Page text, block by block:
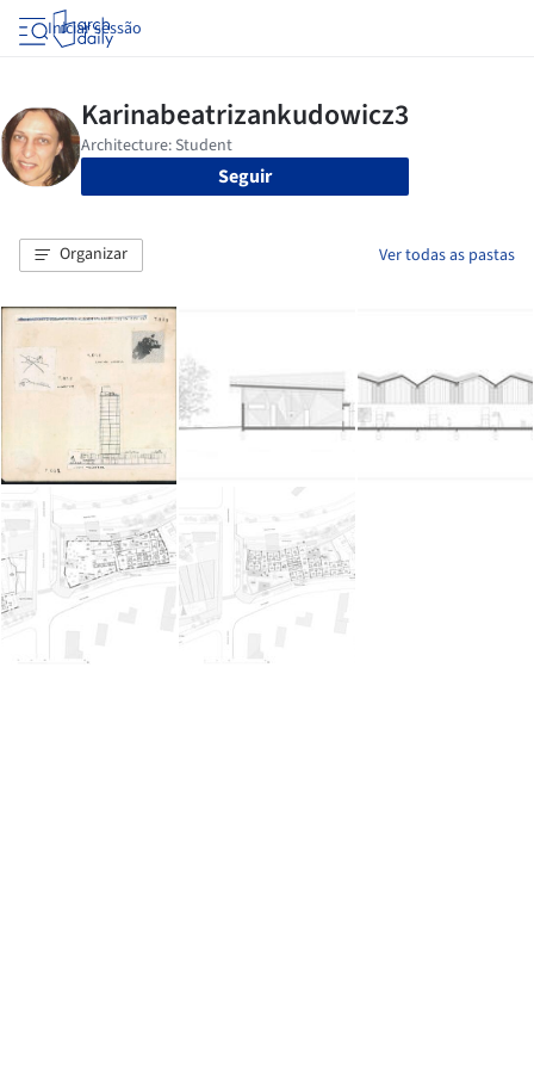
Iniciar sessão
Seguir
Organizar Ver todas as pastas